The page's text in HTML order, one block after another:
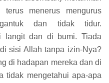
menerus mengurus
dan tidak tidur.
langit dan di bumi. Tiada
sisi Allah tanpa izin-Nya?
di hadapan mereka dan di
tidak mengetahui apa-apa